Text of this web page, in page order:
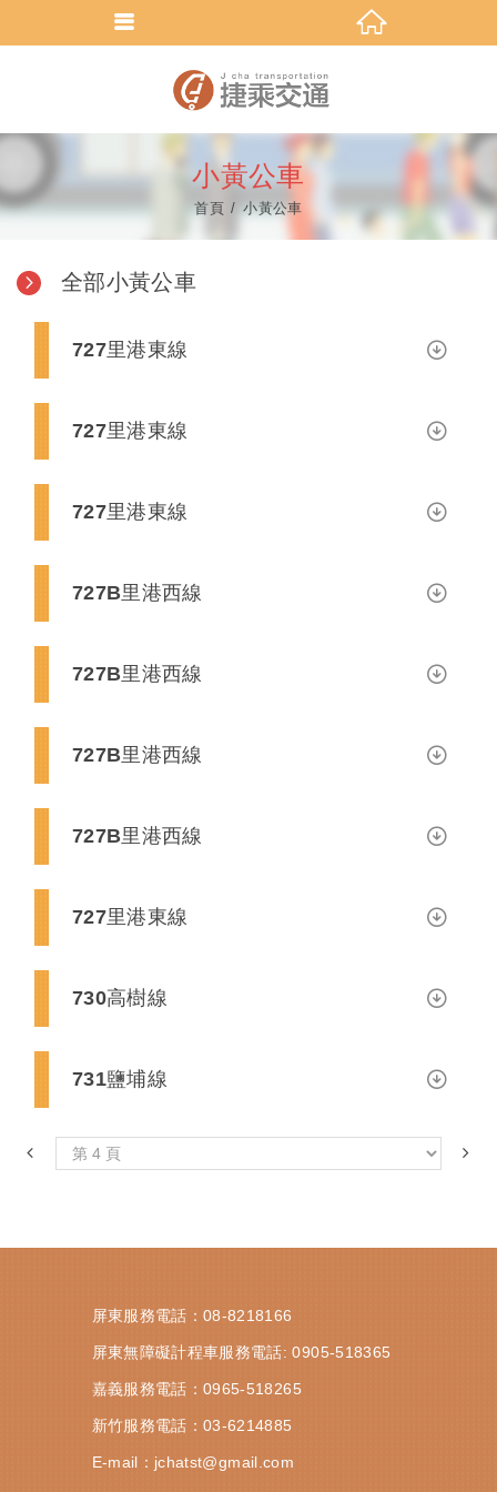
小黃公車
首頁 小黃公車
全部小黃公車
727里港東線
727里港東線
727里港東線
727B里港西線
727B里港西線
727B里港西線
727B里港西線
727里港東線
730高樹線
731鹽埔線
屏東服務電話：08-8218166
屏東無障礙計程車服務電話:0905-518365
嘉義服務電話：0965-518265
新竹服務電話：03-6214885
E-mail： jchatst@gmail.com